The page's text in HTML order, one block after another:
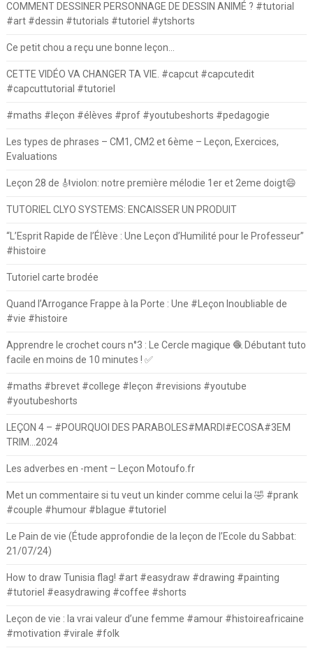
COMMENT DESSINER PERSONNAGE DE DESSIN ANIMÉ ? #tutorial
#art #dessin #tutorials #tutoriel #ytshorts
Ce petit chou a reçu une bonne leçon…
CETTE VIDÉO VA CHANGER TA VIE. #capcut #capcutedit
#capcuttutorial #tutoriel
#maths #leçon #élèves #prof #youtubeshorts #pedagogie
Les types de phrases – CM1, CM2 et 6ème – Leçon, Exercices,
Evaluations
Leçon 28 de 🎻violon: notre première mélodie 1er et 2eme doigt😄
TUTORIEL CLYO SYSTEMS: ENCAISSER UN PRODUIT
“L’Esprit Rapide de l’Élève : Une Leçon d’Humilité pour le Professeur”
#histoire
Tutoriel carte brodée
Quand l’Arrogance Frappe à la Porte : Une #Leçon Inoubliable de
#vie #histoire
Apprendre le crochet cours n°3 : Le Cercle magique 🧶 Débutant tuto
facile en moins de 10 minutes ! ✅
#maths #brevet #college #leçon #revisions #youtube
#youtubeshorts
LEÇON 4 – #POURQUOI DES PARABOLES#MARDI#ECOSA#3EM
TRIM…2024
Les adverbes en -ment – Leçon Motoufo.fr
Met un commentaire si tu veut un kinder comme celui la 🤣 #prank
#couple #humour #blague #tutoriel
Le Pain de vie (Étude approfondie de la leçon de l’Ecole du Sabbat:
21/07/24)
How to draw Tunisia flag! #art #easydraw #drawing #painting
#tutoriel #easydrawing #coffee #shorts
Leçon de vie : la vrai valeur d’une femme #amour #histoireafricaine
#motivation #virale #folk